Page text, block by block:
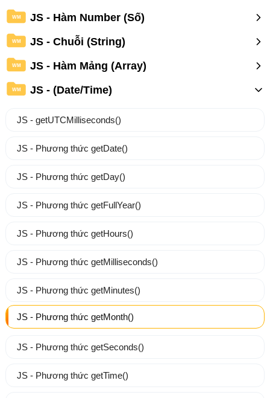
WM JS - Hàm Number (Số)
WM JS - Chuỗi (String)
WM JS - Hàm Mảng (Array)
WM JS - (Date/Time)
JS - getUTCMilliseconds()
JS - Phương thức getDate()
JS - Phương thức getDay()
JS - Phương thức getFullYear()
JS - Phương thức getHours()
JS - Phương thức getMilliseconds()
JS - Phương thức getMinutes()
JS - Phương thức getMonth()
JS - Phương thức getSeconds()
JS - Phương thức getTime()